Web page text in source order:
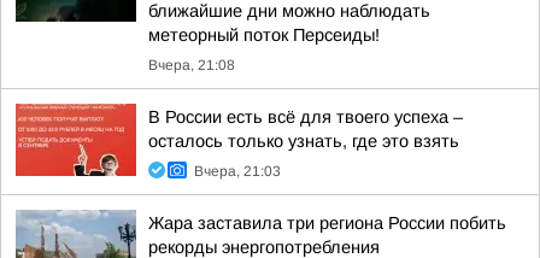
ближайшие дни можно наблюдать
метеорный поток Персеиды!
Вчера, 21:08
В России есть всё для твоего успеха –
осталось только узнать, где это взять
Вчера, 21:03
Жара заставила три региона России побить
рекорды энергопотребления